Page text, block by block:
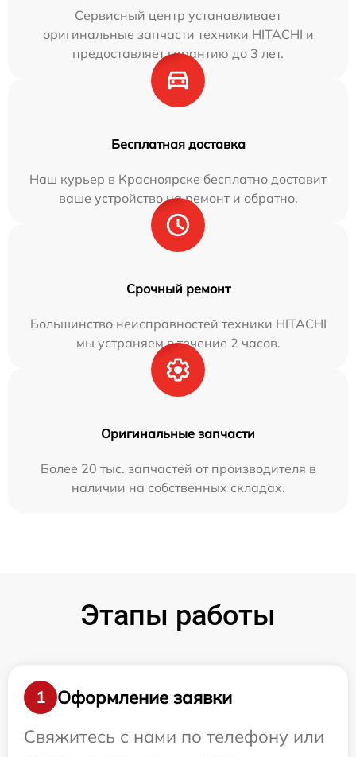
Сервисный центр устанавливает
оригинальные запчасти техники HITACHI и
предоставляет гарантию до 3 лет.
Бесплатная доставка
Наш курьер в Красноярске бесплатно доставит
ваше устройство на ремонт и обратно.
Срочный ремонт
Большинство неисправностей техники HITACHI
мы устраняем в течение 2 часов.
Оригинальные запчасти
Более 20 тыс. запчастей от производителя в
наличии на собственных складах.
Этапы работы
1
Оформление заявки
Свяжитесь с нами по телефону или